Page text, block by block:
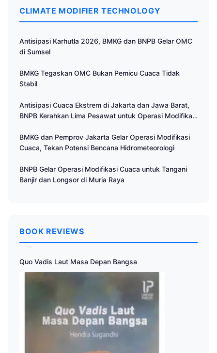
CLIMATE MODIFIER TECHNOLOGY
Antisipasi Karhutla 2026, BMKG dan BNPB Gelar OMC
di Sumsel
BMKG Tegaskan OMC Bukan Pemicu Cuaca Tidak
Stabil
Antisipasi Cuaca Ekstrem di Jakarta dan Jawa Barat,
BNPB Kerahkan Lima Pesawat untuk Operasi Modifikasi
BMKG dan Pemprov Jakarta Gelar Operasi Modifikasi
Cuaca, Tekan Potensi Bencana Hidrometeorologi
BNPB Gelar Operasi Modifikasi Cuaca untuk Tangani
Banjir dan Longsor di Muria Raya
BOOK REVIEWS
Quo Vadis Laut Masa Depan Bangsa